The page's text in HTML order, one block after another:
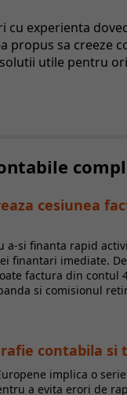
cu experienta
propus sa creeze
utile pentru
cesiunea
si finanta rapid
finantari imediate.
factura din contul
si comisionul
contabila
implica o
a evita erori de